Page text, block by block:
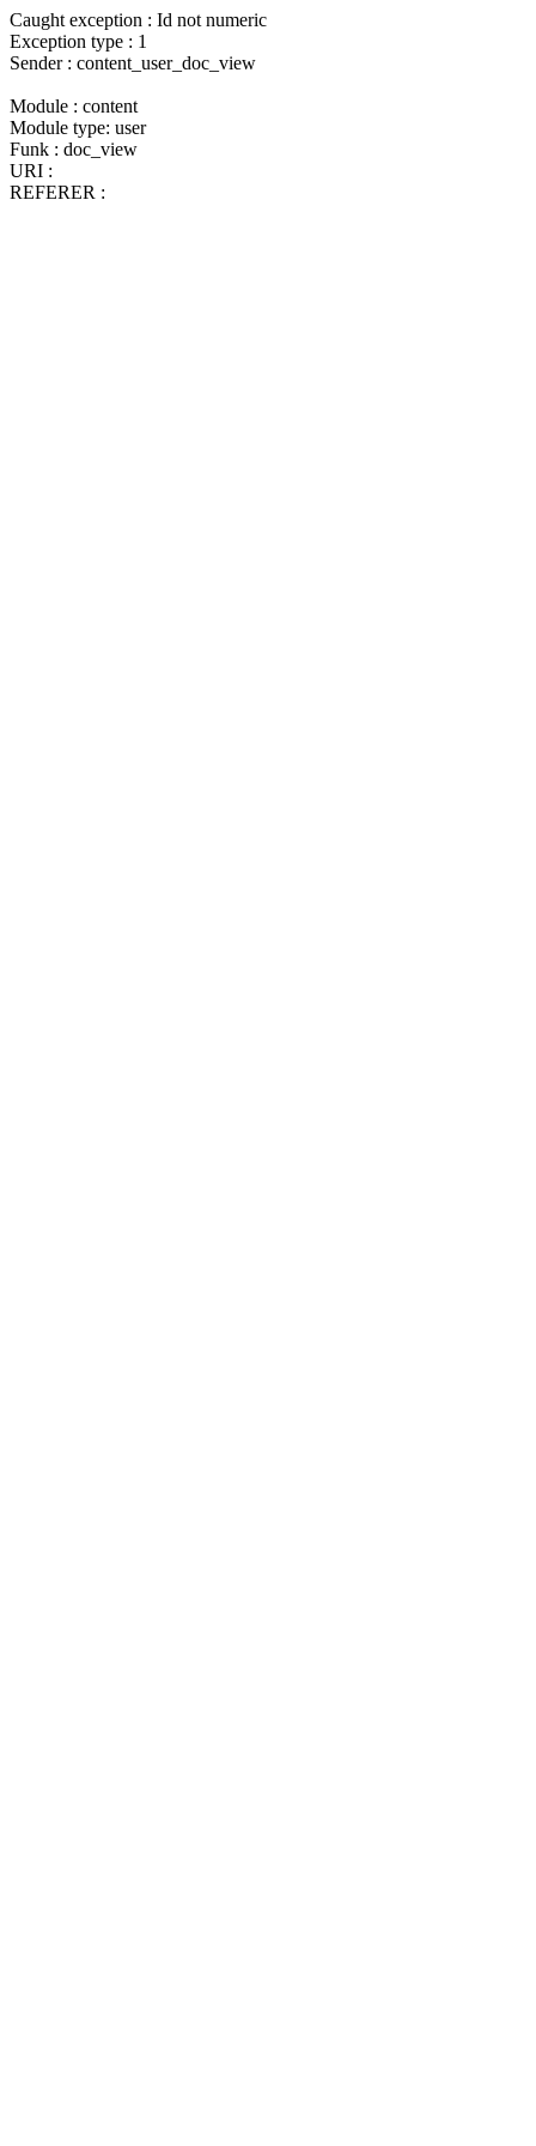
Caught exception : Id not numeric
Exception type : 1
Sender : content_user_doc_view
Module : content
Module type: user
Funk : doc_view
URI :
REFERER :